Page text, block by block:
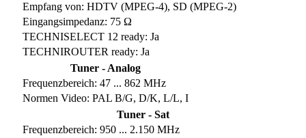
Empfang von: HDTV (MPEG-4), SD (MPEG-2)
Eingangsimpedanz: 75 Ω
TECHNISELECT 12 ready: Ja
TECHNIROUTER ready: Ja
Tuner - Analog
Frequenzbereich: 47 ... 862 MHz
Normen Video: PAL B/G, D/K, L/L, I
Tuner - Sat
Frequenzbereich: 950 ... 2.150 MHz